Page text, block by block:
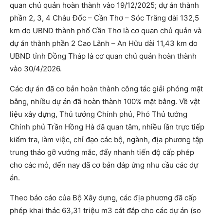
quan chủ quản hoàn thành vào 19/12/2025; dự án thành
phần 2, 3, 4 Châu Đốc – Cần Thơ – Sóc Trăng dài 132,5
km do UBND thành phố Cần Thơ là cơ quan chủ quản và
dự án thành phần 2 Cao Lãnh – An Hữu dài 11,43 km do
UBND tỉnh Đồng Tháp là cơ quan chủ quản hoàn thành
vào 30/4/2026.
Các dự án đã cơ bản hoàn thành công tác giải phóng mặt
bằng, nhiều dự án đã hoàn thành 100% mặt bằng. Về vật
liệu xây dựng, Thủ tướng Chính phủ, Phó Thủ tướng
Chính phủ Trần Hồng Hà đã quan tâm, nhiều lần trực tiếp
kiểm tra, làm việc, chỉ đạo các bộ, ngành, địa phương tập
trung tháo gỡ vướng mắc, đẩy nhanh tiến độ cấp phép
cho các mỏ, đến nay đã cơ bản đáp ứng nhu cầu các dự
án.
Theo báo cáo của Bộ Xây dựng, các địa phương đã cấp
phép khai thác 63,31 triệu m3 cát đắp cho các dự án (so